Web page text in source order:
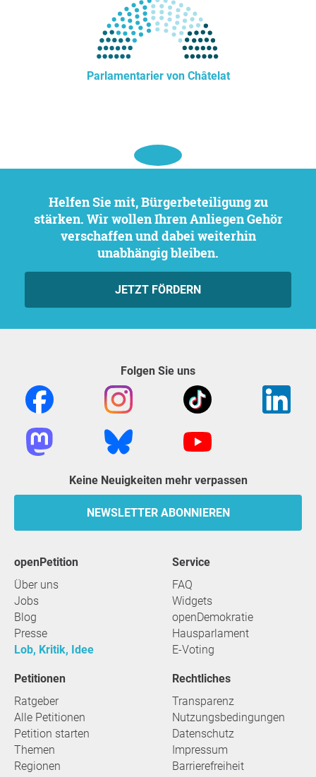
Parlamentarier von Châtelat
Helfen Sie mit, Bürgerbeteiligung zu
stärken. Wir wollen Ihren Anliegen Gehör
verschaffen und dabei weiterhin
unabhängig bleiben.
JETZT FÖRDERN
Folgen Sie uns
Keine Neuigkeiten mehr verpassen
NEWSLETTER ABONNIEREN
openPetition
Über uns
Jobs
Blog
Presse
Lob, Kritik, Idee
Service
FAQ
Widgets
openDemokratie
Hausparlament
E-Voting
Petitionen
Ratgeber
Alle Petitionen
Petition starten
Themen
Regionen
Rechtliches
Transparenz
Nutzungsbedingungen
Datenschutz
Impressum
Barrierefreiheit